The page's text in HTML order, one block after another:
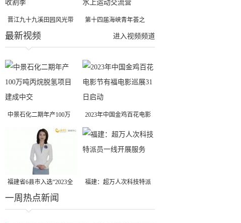
晋江九十九溪田园风光带
千亩早稻迎来成熟收割季
第十四届海峡青年荟之
2026榕台青年大学生水上
进入视频频道
最新视频
中景石化二期年产100万
吨丙烷脱氢项目建成中交
2023年中国金鸡百花电影
节有福电影巡展31日启动
福建省6县市入选“2023全
国县域发展潜力百强县”
福建：超万人次科技特派
一周热点新闻